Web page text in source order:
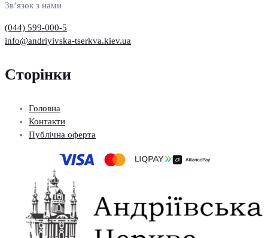
Зв’язок з нами
(044) 599-000-5
info@andriyivska-tserkva.kiev.ua
Сторінки
Головна
Контакти
Публічна оферта